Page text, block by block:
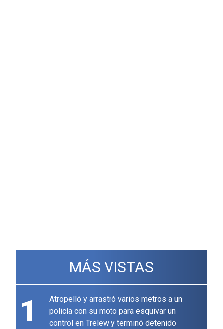
MÁS VISTAS
1
Atropelló y arrastró varios metros a un
policía con su moto para esquivar un
control en Trelew y terminó detenido